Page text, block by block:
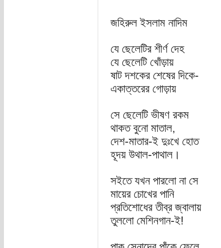
জহিরুল ইসলাম নাদিম
যে ছেলেটির শীর্ণ দেহ
যে ছেলেটি খোঁড়ায়
ষাট দশকের শেষের দিকে-
একাত্তরের গোড়ায়
সে ছেলেটি ভীষণ রকম
থাকত বুনো মাতাল,
দেশ-মাতার-ই দুঃখে হোত
হূদয় উথাল-পাথাল।
সইতে যখন পারলো না সে
মায়ের চোখের পানি
প্রতিশোধের তীব্র জ্বালায়
তুললো মেশিনগান-ই!